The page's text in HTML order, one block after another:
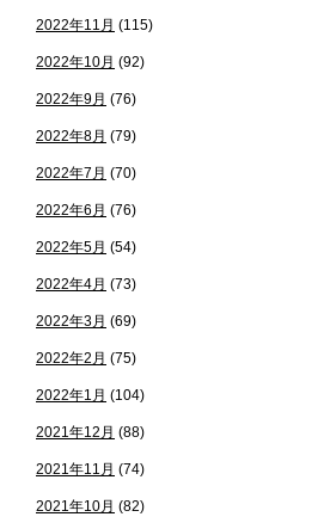
2022年11月 (115)
2022年10月 (92)
2022年9月 (76)
2022年8月 (79)
2022年7月 (70)
2022年6月 (76)
2022年5月 (54)
2022年4月 (73)
2022年3月 (69)
2022年2月 (75)
2022年1月 (104)
2021年12月 (88)
2021年11月 (74)
2021年10月 (82)